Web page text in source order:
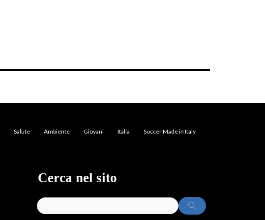
Salute Ambiente Giovani Italia Soccer Made in Italy
Cerca nel sito